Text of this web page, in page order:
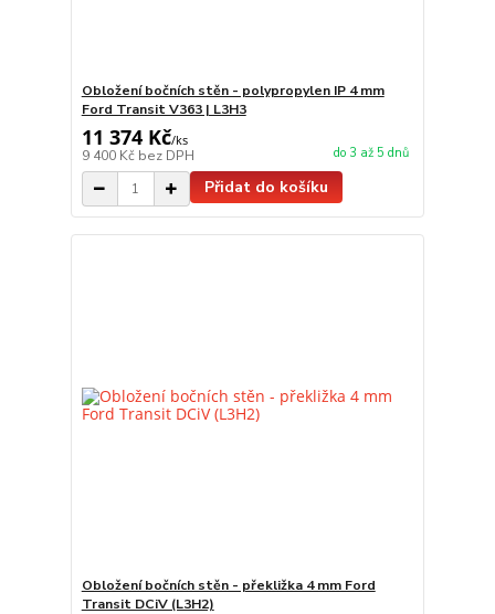
Obložení bočních stěn - polypropylen IP 4 mm
Ford Transit V363 | L3H3
11 374 Kč/ks
9 400 Kč bez DPH do 3 až 5 dnů
Přidat do košíku
Obložení bočních stěn - překližka 4 mm Ford
Transit DCiV (L3H2)